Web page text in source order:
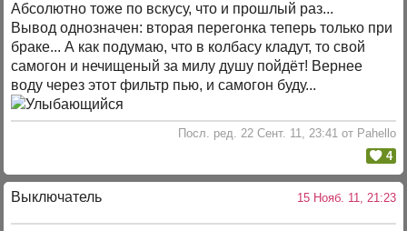
Абсолютно тоже по вскусу, что и прошлый раз...
Вывод однозначен: вторая перегонка теперь только при
браке... А как подумаю, что в колбасу кладут, то свой
самогон и нечищеный за милу душу пойдёт! Вернее
воду через этот фильтр пью, и самогон буду...
Посл. ред. 22 Сент. 11, 23:41 от Pahello
4
Выключатель 15 Нояб. 11, 21:23